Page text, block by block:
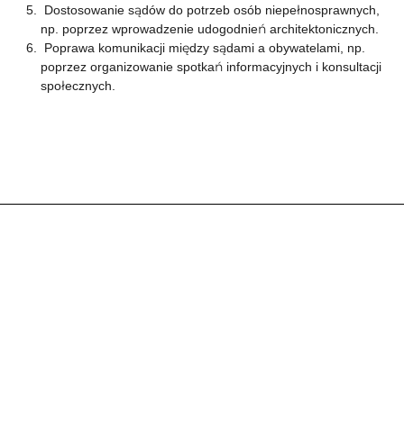
Dostosowanie sądów do potrzeb osób niepełnosprawnych,
np. poprzez wprowadzenie udogodnień architektonicznych.
Poprawa komunikacji między sądami a obywatelami, np.
poprzez organizowanie spotkań informacyjnych i konsultacji
społecznych.